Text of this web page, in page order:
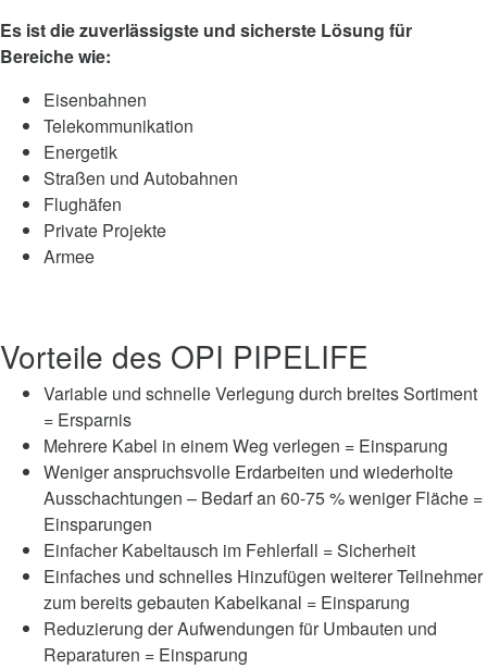
Es ist die zuverlässigste und sicherste Lösung für
Bereiche wie:
Eisenbahnen
Telekommunikation
Energetik
Straßen und Autobahnen
Flughäfen
Private Projekte
Armee
Vorteile des OPI PIPELIFE
Variable und schnelle Verlegung durch breites Sortiment
= Ersparnis
Mehrere Kabel in einem Weg verlegen = Einsparung
Weniger anspruchsvolle Erdarbeiten und wiederholte
Ausschachtungen – Bedarf an 60-75 % weniger Fläche =
Einsparungen
Einfacher Kabeltausch im Fehlerfall = Sicherheit
Einfaches und schnelles Hinzufügen weiterer Teilnehmer
zum bereits gebauten Kabelkanal = Einsparung
Reduzierung der Aufwendungen für Umbauten und
Reparaturen = Einsparung